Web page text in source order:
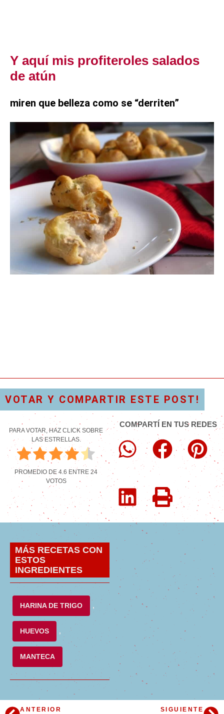
Y aquí mis profiteroles salados
de atún
miren que belleza como se “derriten”
VOTAR Y COMPARTIR ESTE POST!
PARA VOTAR, HAZ CLICK SOBRE
LAS ESTRELLAS.
PROMEDIO DE 4.6 ENTRE 24
VOTOS
COMPARTÍ EN TUS REDES
MÁS RECETAS CON
ESTOS
INGREDIENTES
HARINA DE TRIGO ,
HUEVOS ,
MANTECA
ANTERIOR
SIGUIENTE